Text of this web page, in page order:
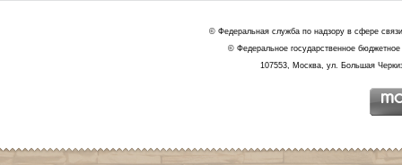
© Федеральная служба по надзору в сфере
© Федеральное государственное
107553, Москва, ул. Большая